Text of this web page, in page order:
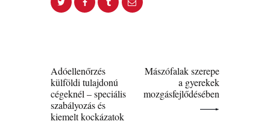
Adóellenőrzés
külföldi tulajdonú
cégeknél – speciális
szabályozás és
kiemelt kockázatok
Mászófalak szerepe
a gyerekek
mozgásfejlődésében